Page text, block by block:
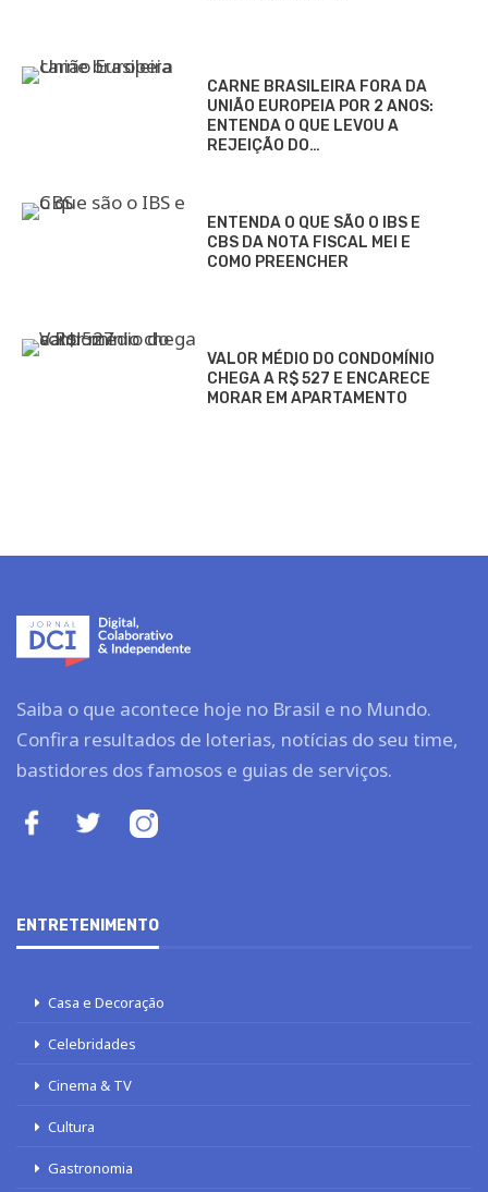
CARNE BRASILEIRA FORA DA
UNIÃO EUROPEIA POR 2 ANOS:
ENTENDA O QUE LEVOU A
REJEIÇÃO DO…
ENTENDA O QUE SÃO O IBS E
CBS DA NOTA FISCAL MEI E
COMO PREENCHER
VALOR MÉDIO DO CONDOMÍNIO
CHEGA A R$ 527 E ENCARECE
MORAR EM APARTAMENTO
Saiba o que acontece hoje no Brasil e no Mundo.
Confira resultados de loterias, notícias do seu time,
bastidores dos famosos e guias de serviços.
ENTRETENIMENTO
Casa e Decoração
Celebridades
Cinema & TV
Cultura
Gastronomia